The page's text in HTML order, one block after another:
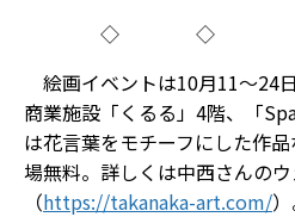
◇ ◇
絵画イベントは10月11～24
商業施設「くるる」4階、「
は花言葉をモチーフにした作
場無料。詳しくは中西さんの
（https://takanaka-art.com/）